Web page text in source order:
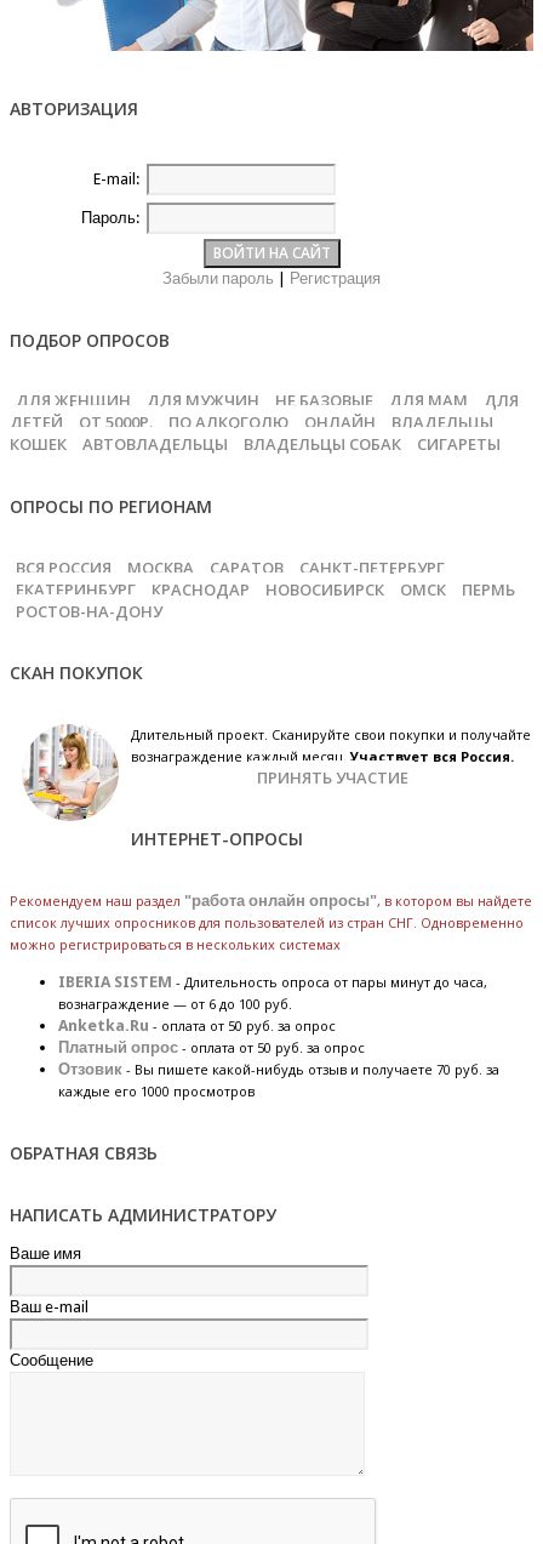
АВТОРИЗАЦИЯ
E-mail:
Пароль:
Забыли пароль Регистрация
ПОДБОР ОПРОСОВ
ДЛЯ ЖЕНЩИН ДЛЯ МУЖЧИН НЕ БАЗОВЫЕ ДЛЯ МАМ
ДЛЯ
ДЕТЕЙ
ОТ 5000Р. ПО АЛКОГОЛЮ ОНЛАЙН
ВЛАДЕЛЬЦЫ
КОШЕК
АВТОВЛАДЕЛЬЦЫ ВЛАДЕЛЬЦЫ СОБАК СИГАРЕТЫ
ОПРОСЫ ПО РЕГИОНАМ
ВСЯ РОССИЯ МОСКВА САРАТОВ
САНКТ-ПЕТЕРБУРГ
ЕКАТЕРИНБУРГ
КРАСНОДАР НОВОСИБИРСК ОМСК
ПЕРМЬ
РОСТОВ-НА-ДОНУ
СКАН ПОКУПОК
Длительный проект. Сканируйте свои покупки и получайте
вознаграждение каждый месяц.Участвует вся Россия.
ПРИНЯТЬ УЧАСТИЕ
ИНТЕРНЕТ-ОПРОСЫ
Рекомендуем наш раздел "работа онлайн опросы", в котором вы найдете
список лучших опросников для пользователей из стран СНГ. Одновременно
можно регистрироваться в нескольких системах
IBERIA SISTEM - Длительность опроса от пары минут до часа,
вознаграждение — от 6 до 100 руб.
Anketka.Ru - оплата от 50 руб. за опрос
Платный опрос - оплата от 50 руб. за опрос
Отзовик - Вы пишете какой-нибудь отзыв и получаете 70 руб. за
каждые его 1000 просмотров
ОБРАТНАЯ СВЯЗЬ
НАПИСАТЬ АДМИНИСТРАТОРУ
Ваше имя
Ваш e-mail
Сообщение